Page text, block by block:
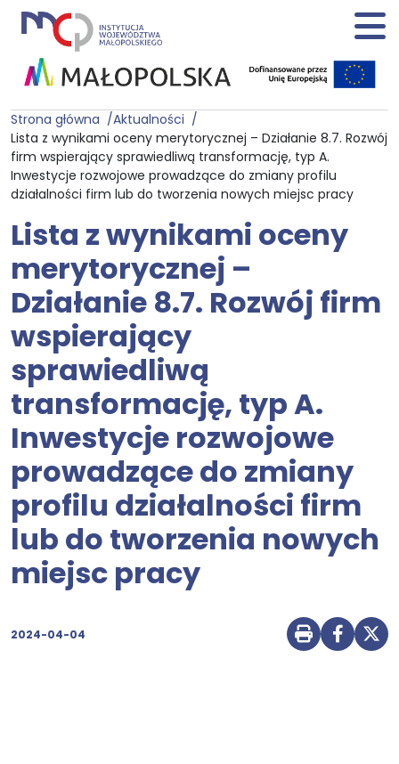
Strona główna
Aktualności
Lista z wynikami oceny merytorycznej – Działanie 8.7. Rozwój
firm wspierający sprawiedliwą transformację, typ A.
Inwestycje rozwojowe prowadzące do zmiany profilu
działalności firm lub do tworzenia nowych miejsc pracy
Lista z wynikami oceny
merytorycznej –
Działanie 8.7. Rozwój firm
wspierający
sprawiedliwą
transformację, typ A.
Inwestycje rozwojowe
prowadzące do zmiany
profilu działalności firm
lub do tworzenia nowych
miejsc pracy
2024-04-04 Drukuj